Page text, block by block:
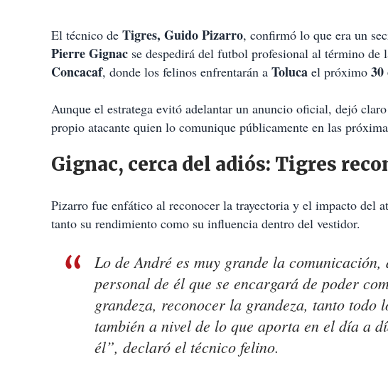
El técnico de Tigres, Guido Pizarro, confirmó lo que era un
Pierre Gignac se despedirá del futbol profesional al término de
Concacaf, donde los felinos enfrentarán a Toluca el próximo 30
Aunque el estratega evitó adelantar un anuncio oficial, dejó
propio atacante quien lo comunique públicamente en las
Gignac, cerca del adiós: Tigres
Pizarro fue enfático al reconocer la trayectoria y el impacto del
tanto su rendimiento como su influencia dentro del vestidor.
Lo de André es muy grande la comunicación,
personal de él que se encargará de poder
grandeza, reconocer la grandeza, tanto
también a nivel de lo que aporta en el día a
él”, declaró el técnico felino.